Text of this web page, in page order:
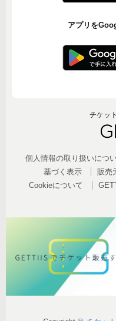
アプリを
チケッ
個人情報の取り扱いにつ
基づく表示
販売
Cookieについて